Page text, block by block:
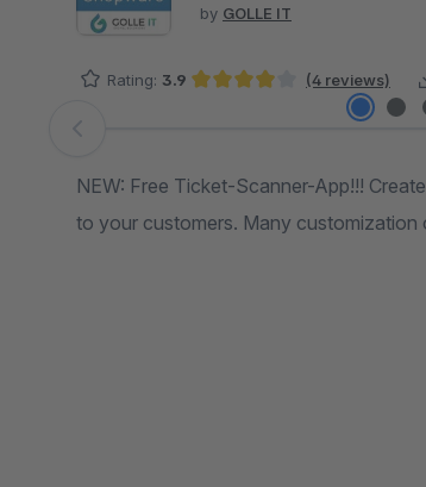
by GOLLE IT
Rating: 3.9 (4 reviews)
Skip image gallery
NEW: Free Ticket-Scanner-App!!!
to your customers. Many customization